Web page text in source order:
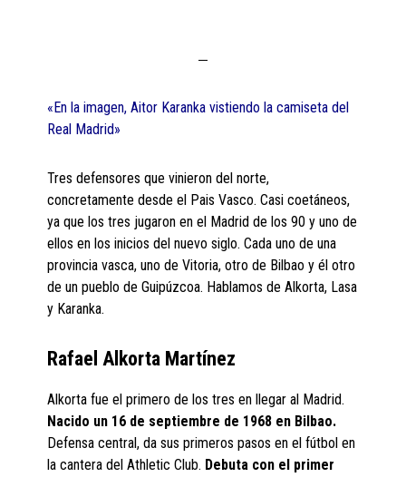
«En la imagen, Aitor Karanka vistiendo la camiseta del
Real Madrid»
Tres defensores que vinieron del norte,
concretamente desde el Pais Vasco. Casi coetáneos,
ya que los tres jugaron en el Madrid de los 90 y uno de
ellos en los inicios del nuevo siglo. Cada uno de una
provincia vasca, uno de Vitoria, otro de Bilbao y él otro
de un pueblo de Guipúzcoa. Hablamos de Alkorta, Lasa
y Karanka.
Rafael Alkorta Martínez
Alkorta fue el primero de los tres en llegar al Madrid.
Nacido un 16 de septiembre de 1968 en Bilbao.
Defensa central, da sus primeros pasos en el fútbol en
la cantera del Athletic Club. Debuta con el primer